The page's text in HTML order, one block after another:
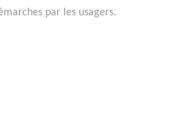
par les usagers.